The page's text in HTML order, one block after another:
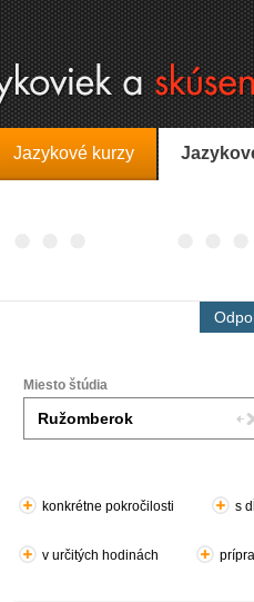
Jazykové kurzy
Miesto štúdia
konkrétne pokročilosti s
v určitých hodinách